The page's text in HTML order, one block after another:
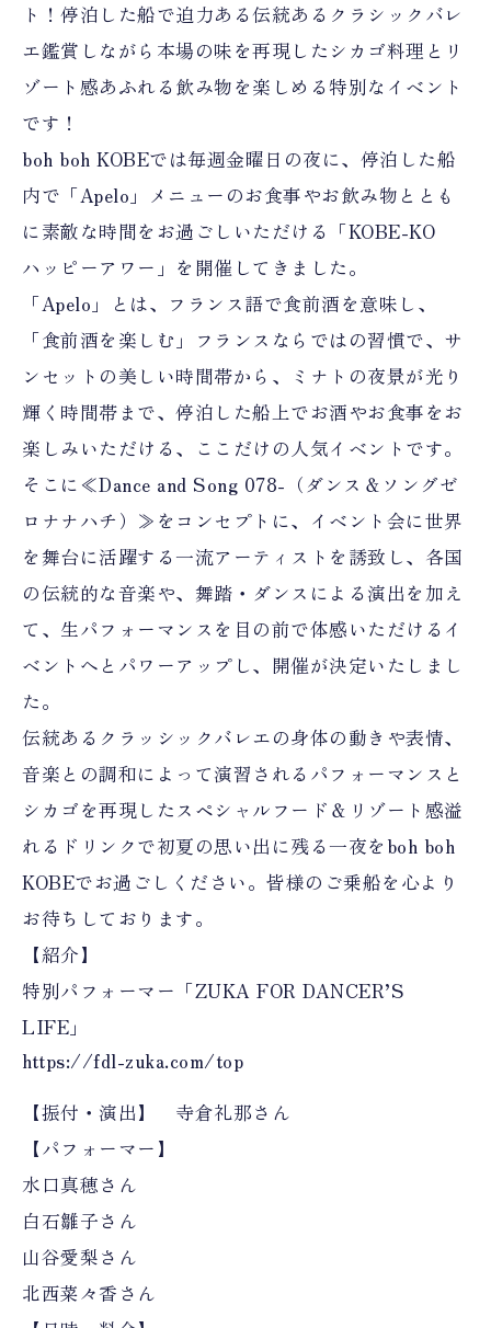
ト！停泊した船で迫力ある伝統あるクラシックバレ
エ鑑賞しながら本場の味を再現したシカゴ料理とリ
ゾート感あふれる飲み物を楽しめる特別なイベント
です！
boh boh KOBEでは毎週金曜日の夜に、停泊した船
内で「Apelo」メニューのお食事やお飲み物ととも
に素敵な時間をお過ごしいただける「KOBE-KO
ハッピーアワー」を開催してきました。
「Apelo」とは、フランス語で食前酒を意味し、
「食前酒を楽しむ」フランスならではの習慣で、サ
ンセットの美しい時間帯から、ミナトの夜景が光り
輝く時間帯まで、停泊した船上でお酒やお食事をお
楽しみいただける、ここだけの人気イベントです。
そこに≪Dance and Song 078-（ダンス＆ソングゼ
ロナナハチ）≫をコンセプトに、イベント会に世界
を舞台に活躍する一流アーティストを誘致し、各国
の伝統的な音楽や、舞踏・ダンスによる演出を加え
て、生パフォーマンスを目の前で体感いただけるイ
ベントへとパワーアップし、開催が決定いたしまし
た。
伝統あるクラッシックバレエの身体の動きや表情、
音楽との調和によって演習されるパフォーマンスと
シカゴを再現したスペシャルフード＆リゾート感溢
れるドリンクで初夏の思い出に残る一夜をboh boh
KOBEでお過ごしください。皆様のご乗船を心より
お待ちしております。
【紹介】
特別パフォーマー「ZUKA FOR DANCER’S
LIFE」
https://fdl-zuka.com/top
【振付・演出】 寺倉礼那さん
【パフォーマー】
水口真穂さん
白石雛子さん
山谷愛梨さん
北西菜々香さん